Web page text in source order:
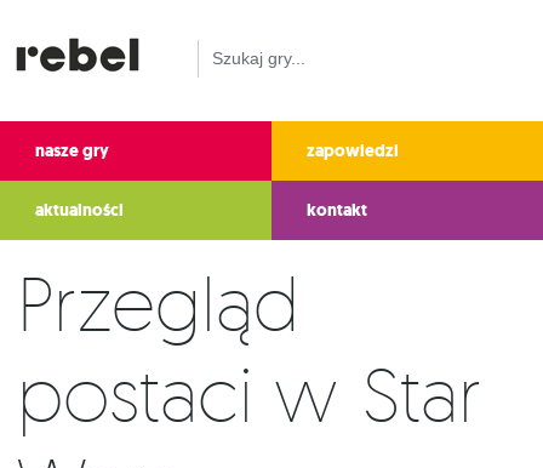
nasze gry zapowiedzi
aktualności kontakt
Przegląd
postaci w Star